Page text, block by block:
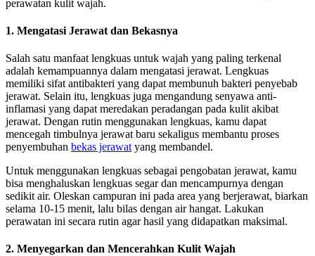
perawatan kulit wajah.
1. Mengatasi Jerawat dan Bekasnya
Salah satu manfaat lengkuas untuk wajah yang paling terkenal
adalah kemampuannya dalam mengatasi jerawat. Lengkuas
memiliki sifat antibakteri yang dapat membunuh bakteri penyebab
jerawat. Selain itu, lengkuas juga mengandung senyawa anti-
inflamasi yang dapat meredakan peradangan pada kulit akibat
jerawat. Dengan rutin menggunakan lengkuas, kamu dapat
mencegah timbulnya jerawat baru sekaligus membantu proses
penyembuhan bekas jerawat yang membandel.
Untuk menggunakan lengkuas sebagai pengobatan jerawat, kamu
bisa menghaluskan lengkuas segar dan mencampurnya dengan
sedikit air. Oleskan campuran ini pada area yang berjerawat, biarkan
selama 10-15 menit, lalu bilas dengan air hangat. Lakukan
perawatan ini secara rutin agar hasil yang didapatkan maksimal.
2. Menyegarkan dan Mencerahkan Kulit Wajah